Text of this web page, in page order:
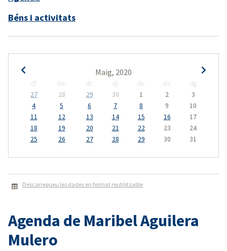
Béns i activitats
Maig, 2020
dl dm dc dj dv ds
dg
27
28 29 30 1 2
3
4
5 6 7 8 9
10
11
12 13 14 15 16
17
18
19 20 21 22 23
24
25
26 27 28 29 30 31
Descarregueu les dades en format reutilitzable
Agenda de Maribel Aguilera
Mulero